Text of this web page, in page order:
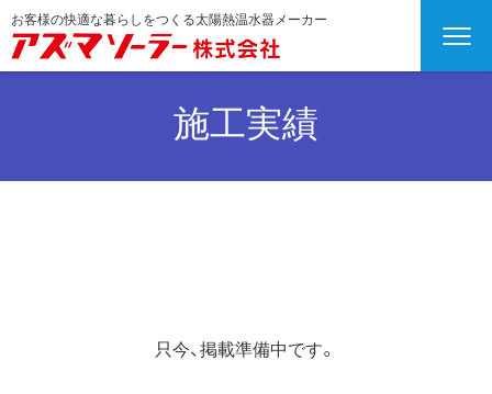
お客様の快適な暮らしをつくる太陽熱温水器メーカー
施工実績
只今、掲載準備中です。